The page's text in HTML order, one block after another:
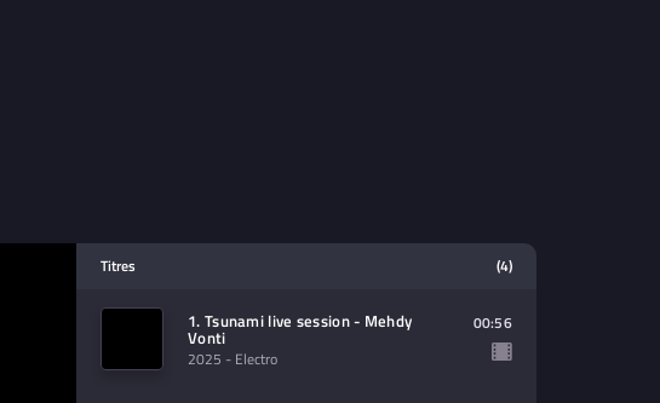
Titres (4)
1. Tsunami live session - Mehdy
Vonti
2025 - Electro
00:56